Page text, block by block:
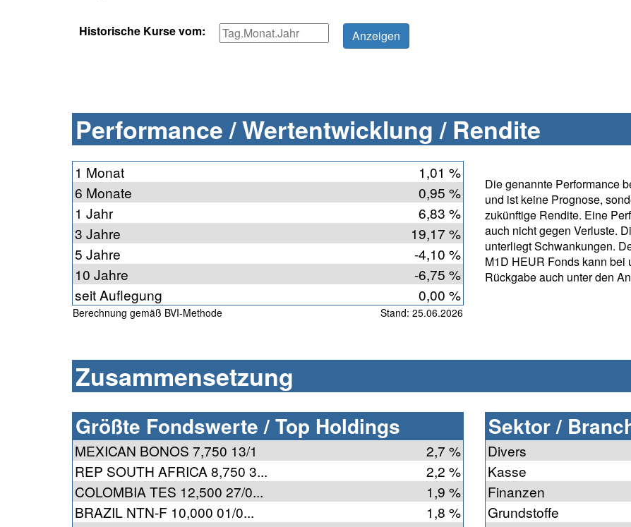
Historische Kurse vom:
Performance / Wertentwicklung / Rendite
1 Monat
1,01 %
6 Monate
0,95 %
1 Jahr
6,83 %
3 Jahre
19,17 %
5 Jahre
-4,10 %
10 Jahre
-6,75 %
seit Auflegung
0,00 %
Berechnung gemäß BVI-Methode Stand: 25.06.2026
Die genannte Performance
und ist keine Prognose,
zukünftige Rendite. Eine
auch nicht gegen Verluste.
unterliegt Schwankungen.
M1D HEUR Fonds kann bei
Rückgabe auch unter den
Zusammensetzung
Größte Fondswerte / Top Holdings
MEXICAN BONOS 7,750 13/1
2,7 %
REP SOUTH AFRICA 8,750 3...
2,2 %
COLOMBIA TES 12,500 27/0...
1,9 %
BRAZIL NTN-F 10,000 01/0...
1,8 %
Sektor /
Divers
Kasse
Finanzen
Grundstoffe